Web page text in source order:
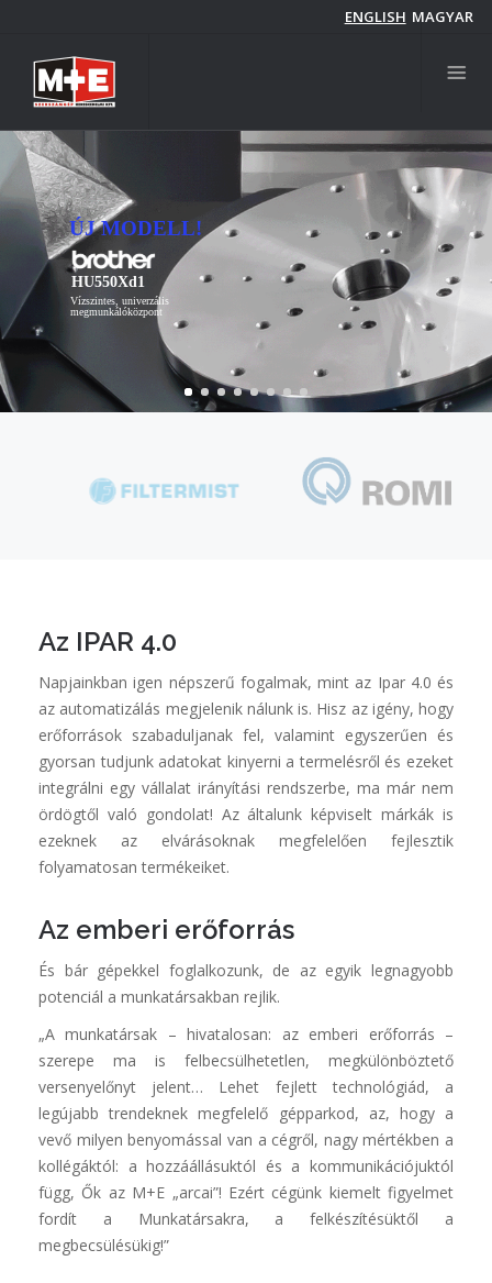
tartalomra
ENGLISH MAGYAR
ÚJ MODELL!
HU550Xd1
Vízszintes, univerzális
megmunkálóközpont
Az IPAR 4.0
Napjainkban igen népszerű fogalmak, mint az Ipar 4.0 és
az automatizálás megjelenik nálunk is. Hisz az igény, hogy
erőforrások szabaduljanak fel, valamint egyszerűen és
gyorsan tudjunk adatokat kinyerni a termelésről és ezeket
integrálni egy vállalat irányítási rendszerbe, ma már nem
ördögtől való gondolat! Az általunk képviselt márkák is
ezeknek az elvárásoknak megfelelően fejlesztik
folyamatosan termékeiket.
Az emberi erőforrás
És bár gépekkel foglalkozunk, de az egyik legnagyobb
potenciál a munkatársakban rejlik.
„A munkatársak – hivatalosan: az emberi erőforrás –
szerepe ma is felbecsülhetetlen, megkülönböztető
versenyelőnyt jelent… Lehet fejlett technológiád, a
legújabb trendeknek megfelelő gépparkod, az, hogy a
vevő milyen benyomással van a cégről, nagy mértékben a
kollégáktól: a hozzáállásuktól és a kommunikációjuktól
függ, Ők az M+E „arcai”! Ezért cégünk kiemelt figyelmet
fordít a Munkatársakra, a felkészítésüktől a
megbecsülésükig!”